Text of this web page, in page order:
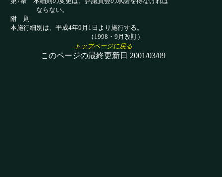
ならない。
附 則
本施行細別は、平成4年9月1日より施行する。
（1998・9月改訂）
トップページに戻る
このページの最終更新日 2001/03/09